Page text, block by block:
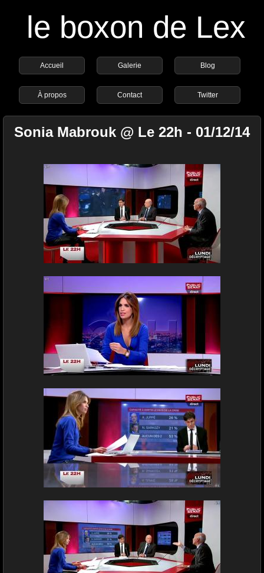
le boxon de Lex
Accueil Galerie Blog
À propos Contact Twitter
Sonia Mabrouk @ Le 22h - 01/12/14